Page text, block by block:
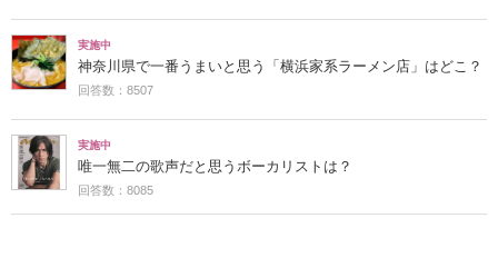
実施中
神奈川県で一番うまいと思う「横浜家系ラーメン店」はどこ？
回答数：8507
実施中
唯一無二の歌声だと思うボーカリストは？
回答数：8085